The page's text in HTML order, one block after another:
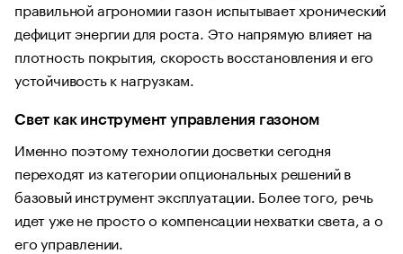
правильной агрономии газон испытывает хронический
дефицит энергии для роста. Это напрямую влияет на
плотность покрытия, скорость восстановления и его
устойчивость к нагрузкам.
Свет как инструмент управления газоном
Именно поэтому технологии досветки сегодня
переходят из категории опциональных решений в
базовый инструмент эксплуатации. Более того, речь
идет уже не просто о компенсации нехватки света, а о
его управлении.